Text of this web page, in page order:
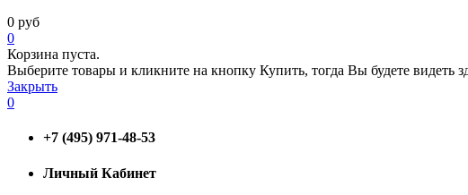
0 руб
0
Корзина пуста.
Выберите товары и кликните на кнопку Купить, тогда Вы будете видеть
Закрыть
0
+7 (495) 971-48-53
Личный Кабинет